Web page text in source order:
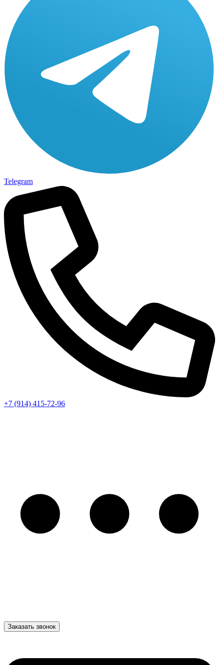
Telegram
+7 (914) 415-72-96
Заказать звонок